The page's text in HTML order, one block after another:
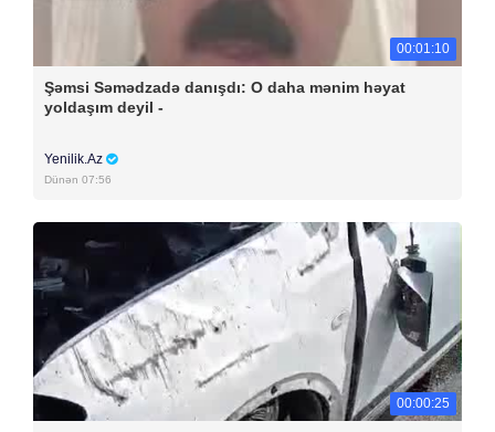
00:01:10
Şəmsi Səmədzadə danışdı: O daha mənim həyat
yoldaşım deyil -
Yenilik.Az
Dünən 07:56
00:00:25